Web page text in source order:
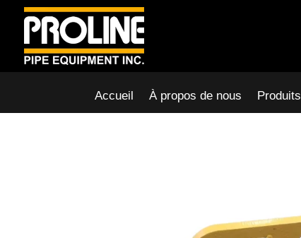
Accueil À propos de nous Produits